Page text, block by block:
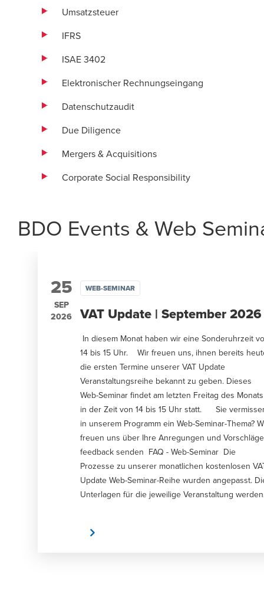
Umsatzsteuer
IFRS
ISAE 3402
Elektronischer Rechnungseingang
Datenschutzaudit
Due Diligence
Mergers & Acquisitions
Corporate Social Responsibility
BDO Events & Web
25
SEP
2026
WEB-SEMINAR
VAT Update | September 2026
In diesem Monat haben wir eine Sonderuhrzeit
14 bis 15 Uhr. Wir freuen uns, ihnen bereits
die ersten Termine unserer VAT Update
Veranstaltungsreihe bekannt zu geben. Dieses
Web-Seminar findet am letzten Freitag des Monats
in der Zeit von 14 bis 15 Uhr statt. Sie
in unserem Programm ein Web-Seminar-Thema?
freuen uns über Ihre Anregungen und
feedback senden FAQ - Web-Seminar Die
Prozesse zu unserer monatlichen kostenlosen
Update Web-Seminar-Reihe wurden angepasst.
Unterlagen für die jeweilige Veranstaltung werden
während der Veranstaltung den Link zu den